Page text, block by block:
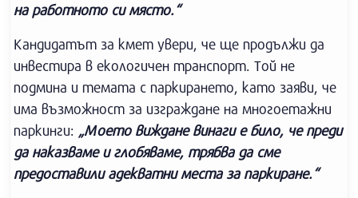
на работното си място.“
Кандидатът за кмет увери, че ще продължи да
инвестира в екологичен транспорт. Той не
подмина и темата с паркирането, като заяви, че
има възможност за изграждане на многоетажни
паркинги: „Моето виждане винаги е било, че преди
да наказваме и глобяваме, трябва да сме
предоставили адекватни места за паркиране.“